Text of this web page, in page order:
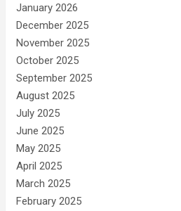
January 2026
December 2025
November 2025
October 2025
September 2025
August 2025
July 2025
June 2025
May 2025
April 2025
March 2025
February 2025